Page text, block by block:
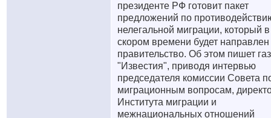
президенте РФ готовит пакет
предложений по
нелегальной миграции, который в
скором времени будет направлен
правительство. Об этом пишет
"Известия", приводя интервью
председателя комиссии Совета
миграционным вопросам,
Института миграции и
межнациональных отношений